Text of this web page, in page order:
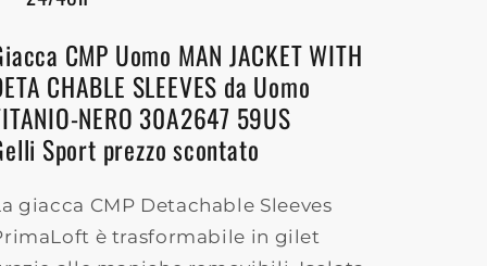
CMP Uomo MAN JACKET WITH
CHABLE SLEEVES da Uomo
NERO 30A2647 59US
Sport prezzo scontato
giacca CMP Detachable Sleeves
è trasformabile in gilet